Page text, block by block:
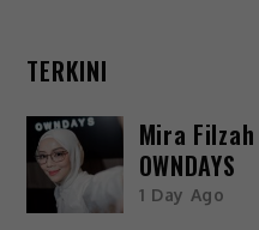
TERKINI
Mira
OWNDAYS
1 Day Ago